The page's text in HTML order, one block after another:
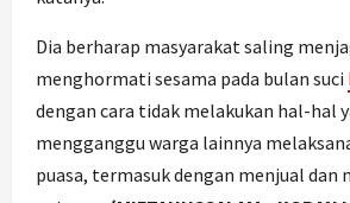
Dia berharap masyarakat saling
menghormati sesama pada bulan suci
dengan cara tidak melakukan hal-hal
mengganggu warga lainnya
puasa, termasuk dengan menjual dan